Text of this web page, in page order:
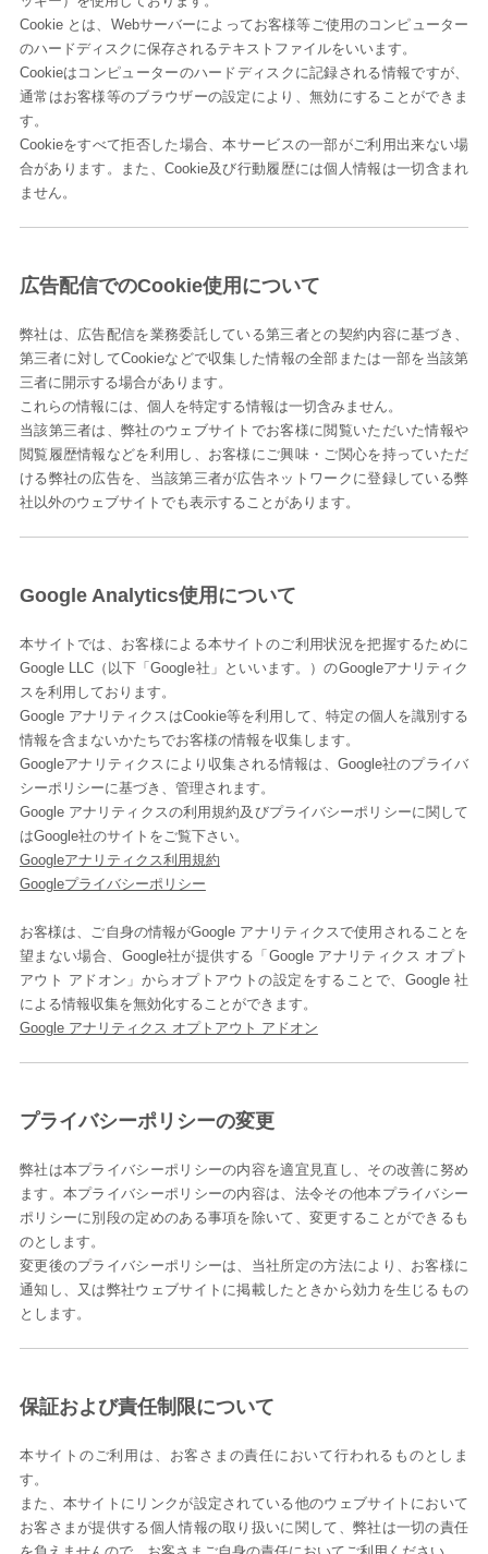
Cookie とは、Webサーバーによってお客様等ご使用のコンピューター
のハードディスクに保存されるテキストファイルをいいます。
Cookieはコンピューターのハードディスクに記録される情報ですが、
通常はお客様等のブラウザーの設定により、無効にすることができま
す。
Cookieをすべて拒否した場合、本サービスの一部がご利用出来ない場
合があります。また、Cookie及び行動履歴には個人情報は一切含まれ
ません。
広告配信でのCookie使用について
弊社は、広告配信を業務委託している第三者との契約内容に基づき、
第三者に対してCookieなどで収集した情報の全部または一部を当該第
三者に開示する場合があります。
これらの情報には、個人を特定する情報は一切含みません。
当該第三者は、弊社のウェブサイトでお客様に閲覧いただいた情報や
閲覧履歴情報などを利用し、お客様にご興味・ご関心を持っていただ
ける弊社の広告を、当該第三者が広告ネットワークに登録している弊
社以外のウェブサイトでも表示することがあります。
Google Analytics使用について
本サイトでは、お客様による本サイトのご利用状況を把握するために
Google LLC（以下「Google社」といいます。）のGoogleアナリティク
スを利用しております。
Google アナリティクスはCookie等を利用して、特定の個人を識別する
情報を含まないかたちでお客様の情報を収集します。
Googleアナリティクスにより収集される情報は、Google社のプライバ
シーポリシーに基づき、管理されます。
Google アナリティクスの利用規約及びプライバシーポリシーに関して
はGoogle社のサイトをご覧下さい。
Googleアナリティクス利用規約
Googleプライバシーポリシー
お客様は、ご自身の情報がGoogle アナリティクスで使用されることを
望まない場合、Google社が提供する「Google アナリティクス オプト
アウト アドオン」からオプトアウトの設定をすることで、Google 社
による情報収集を無効化することができます。
Google アナリティクス オプトアウト アドオン
プライバシーポリシーの変更
弊社は本プライバシーポリシーの内容を適宜見直し、その改善に努め
ます。本プライバシーポリシーの内容は、法令その他本プライバシー
ポリシーに別段の定めのある事項を除いて、変更することができるも
のとします。
変更後のプライバシーポリシーは、当社所定の方法により、お客様に
通知し、又は弊社ウェブサイトに掲載したときから効力を生じるもの
とします。
保証および責任制限について
本サイトのご利用は、お客さまの責任において行われるものとしま
す。
また、本サイトにリンクが設定されている他のウェブサイトにおいて
お客さまが提供する個人情報の取り扱いに関して、弊社は一切の責任